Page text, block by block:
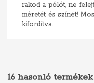
rakod a pólót, ne
méretét és színét!
kifordítva.
16 hasonló